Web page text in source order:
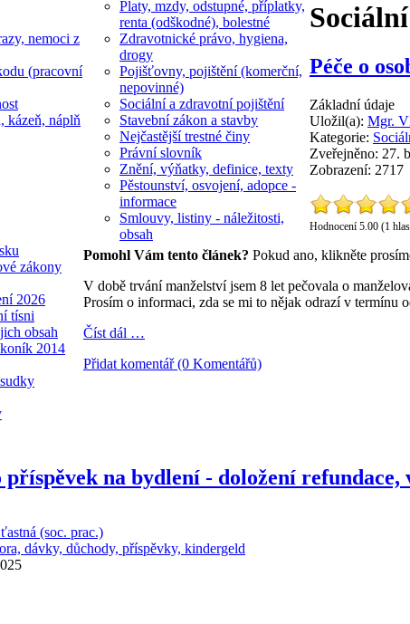
Platy, mzdy, odstupné, příplatky,
renta (odškodné), bolestné
nemoci z
(pracovní
kázeň, náplň
Zdravotnické právo, hygiena,
drogy
Pojišťovny, pojištění (komerční,
nepovinné)
Sociální a zdravotní pojištění
Stavební zákon a stavby
Nejčastější trestné činy
Právní slovník
Znění, výňatky, definice, texty
Pěstounství, osvojení, adopce -
informace
Smlouvy, listiny - náležitosti,
obsah
zákony
2026
tísni
obsah
2014
Péče o
Základní údaje
Uložil(a): Mgr.
Kategorie:
Zveřejněno: 27.
Zobrazení: 2717
Hodnocení 5.00 (1
Pomohl Vám tento článek? Pokud ano, klikněte
V době trvání manželství jsem 8 let pečovala o
Prosím o informaci, zda se mi to nějak odrazí v termínu
Číst dál …
Přidat komentář (0 Komentářů)
na bydlení - doložení
(soc. prac.)
dávky, důchody, příspěvky, kindergeld